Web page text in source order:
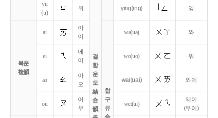
결
합
운
모
結
合
韻
yu
(u)
위 ying(ing) 잉
복운
複韻
ai
아
이
합
구
류
wa(ua) 와
ei
에
이
wo(uo) 워
ao
아
오
wai(uai) 와이
ou
어
우
wei(ui)
웨이
(우이)